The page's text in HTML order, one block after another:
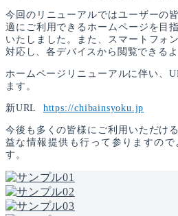
今回のリニューアルではユーザーの
適にご利用できるホームページを目
いたしました。また、スマートフォ
対応し、各デバイスから閲覧できる
ホームページリニューアルに伴い、
ます。
新URL https://chibainsyoku.jp
今後も多くの皆様にご利用いただけ
益な情報提供も行って参りますの
す。